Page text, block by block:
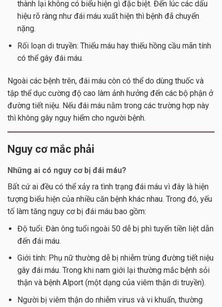
thành lại không có biểu hiện gì đặc biệt. Đến lúc các dấu
hiệu rõ ràng như đái máu xuất hiện thì bệnh đã chuyển
nặng.
Rối loạn di truyền: Thiếu máu hay thiếu hồng cầu mãn tính
có thể gây đái máu.
Ngoài các bệnh trên, đái máu còn có thể do dùng thuốc và
tập thể dục cường độ cao làm ảnh hưởng đến các bộ phận ở
đường tiết niệu. Nếu đái máu nằm trong các trường hợp này
thì không gây nguy hiểm cho người bệnh.
Nguy cơ mắc phải
Những ai có nguy cơ bị đái máu?
Bất cứ ai đều có thể xảy ra tình trạng đái máu vì đây là hiện
tượng biểu hiện của nhiều căn bệnh khác nhau. Trong đó, yếu
tố làm tăng nguy cơ bị đái máu bao gồm:
Độ tuổi: Đàn ông tuổi ngoài 50 dễ bị phì tuyến tiền liệt dẫn
đến đái máu.
Giới tính: Phụ nữ thường dễ bị nhiễm trùng đường tiết niệu
gây đái máu. Trong khi nam giới lại thường mắc bệnh sỏi
thận và bệnh Alport (một dạng của viêm thận di truyền).
Người bị viêm thận do nhiễm virus và vi khuẩn, thường